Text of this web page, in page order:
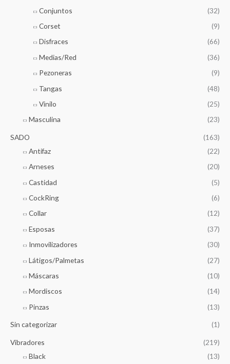
Conjuntos
(32)
Corset
(9)
Disfraces
(66)
Medias/Red
(36)
Pezoneras
(9)
Tangas
(48)
Vinilo
(25)
Masculina
(23)
SADO
(163)
Antifaz
(22)
Arneses
(20)
Castidad
(5)
CockRing
(6)
Collar
(12)
Esposas
(37)
Inmovilizadores
(30)
Látigos/Palmetas
(27)
Máscaras
(10)
Mordiscos
(14)
Pinzas
(13)
Sin categorizar (1)
Vibradores
(219)
Black
(13)